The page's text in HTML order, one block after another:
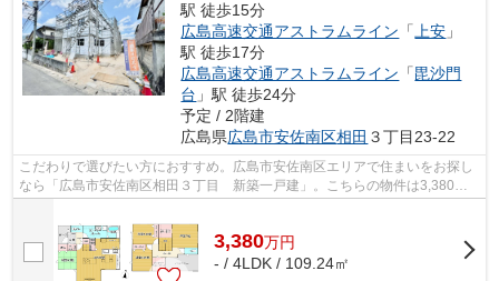
駅 徒歩15分
広島高速交通アストラムライン 「上安 」
駅 徒歩17分
広島高速交通アストラムライン 「毘沙門
台 」駅 徒歩24分
予定 / 2階建
広島県広島市安佐南区相田 ３丁目23-22
こだわりで選びたい方におすすめ。広島市安佐南区エリアで住まいをお探し
なら「広島市安佐南区相田３丁目 新築一戸建」。こちらの物件は3,380万
3,380万円
- / 4LDK / 109.24㎡